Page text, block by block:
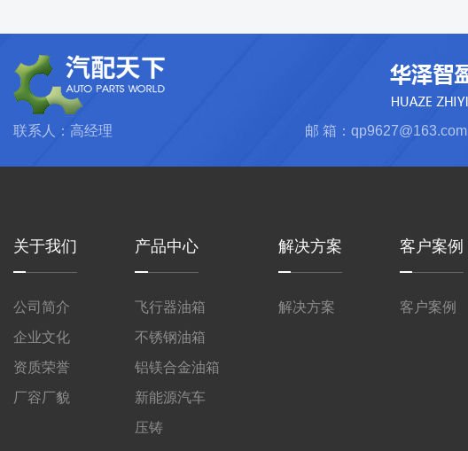
联系人：高经理 邮 箱：qp9627@163.com
关于我们
公司简介
企业文化
资质荣誉
厂容厂貌
产品中心
飞行器油箱
不锈钢油箱
铝镁合金油箱
新能源汽车
压铸
解决方案
解决方案
客户案例
客户案例